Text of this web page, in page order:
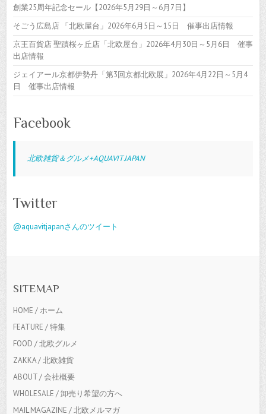
創業25周年記念セール【2026年5月29日～6月7日】
そごう広島店 「北欧屋台」2026年6月5日～15日 催事出店情報
京王百貨店 聖蹟桜ヶ丘店「北欧屋台」2026年4月30日～5月6日 催事
出店情報
ジェイアール京都伊勢丹「第3回京都北欧展」2026年4月22日～5月4
日 催事出店情報
Facebook
北欧雑貨＆グルメ+AQUAVIT JAPAN
Twitter
@aquavitjapanさんのツイート
SITEMAP
HOME / ホーム
FEATURE / 特集
FOOD / 北欧グルメ
ZAKKA / 北欧雑貨
ABOUT / 会社概要
WHOLESALE / 卸売り希望の方へ
MAIL MAGAZINE / 北欧メルマガ